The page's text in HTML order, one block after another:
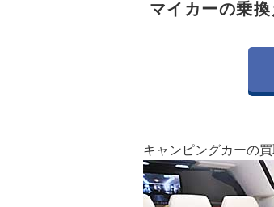
マイカーの乗
キャンピングカーの